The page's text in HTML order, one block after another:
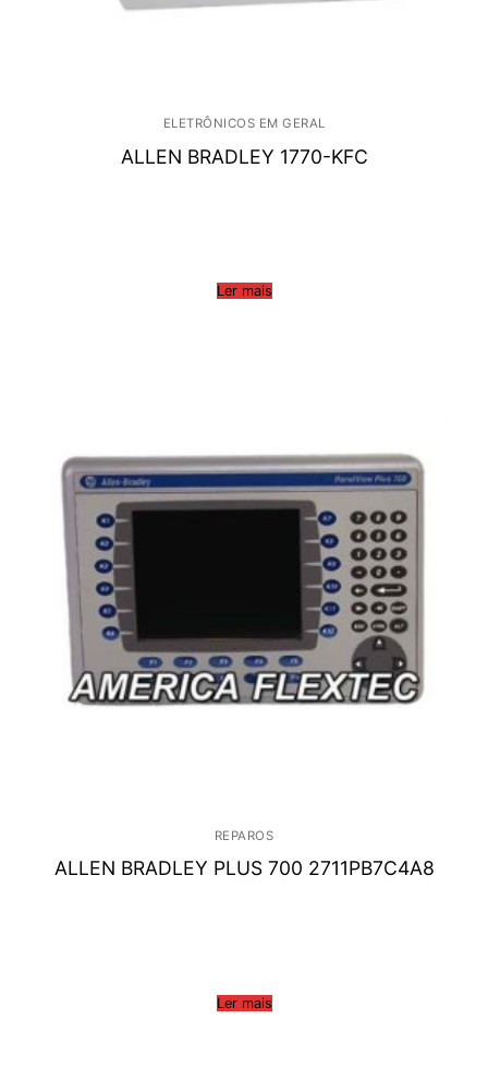
ELETRÔNICOS EM GERAL
ALLEN BRADLEY 1770-KFC
Ler mais
REPAROS
ALLEN BRADLEY PLUS 700 2711PB7C4A8
Ler mais